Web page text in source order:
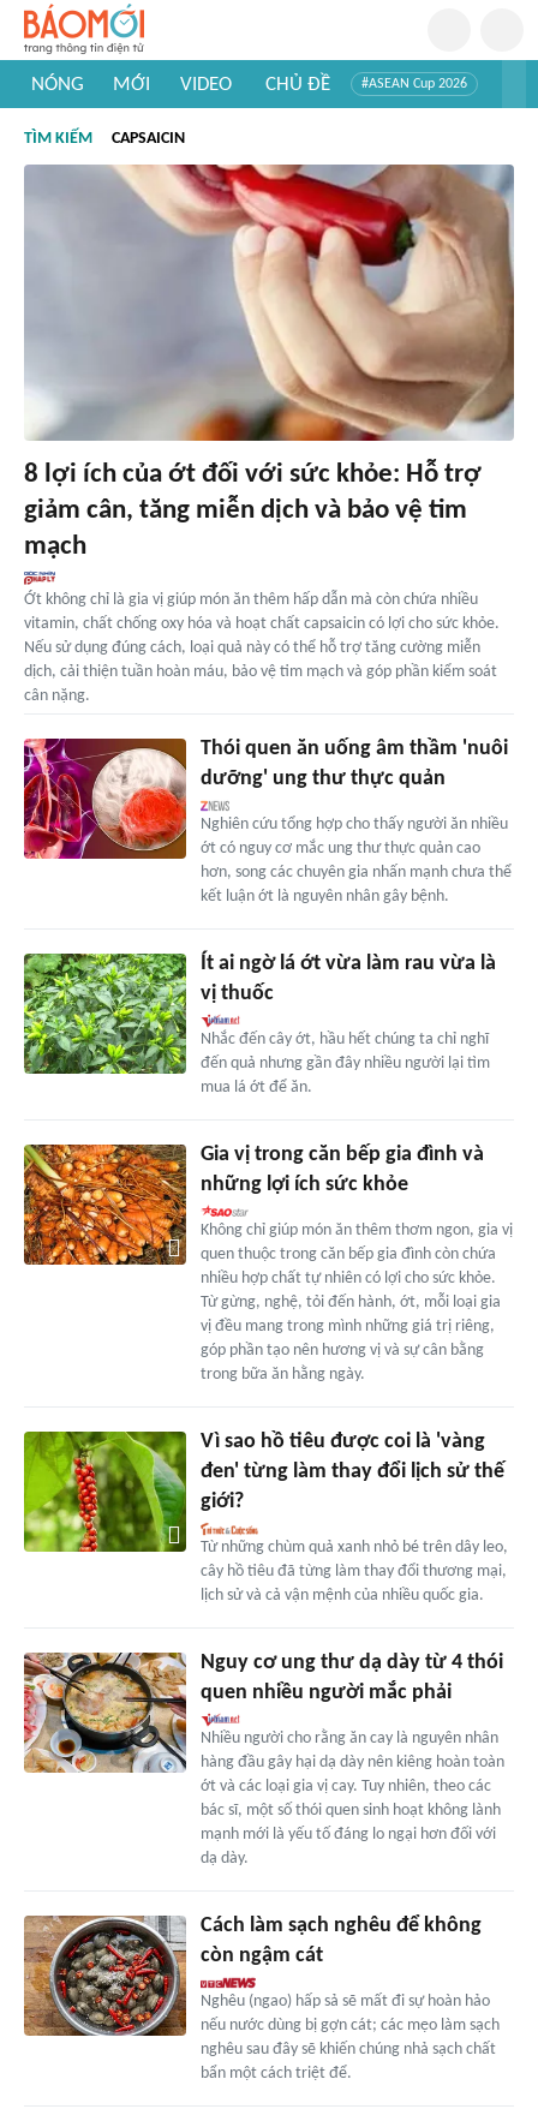
NÓNG MỚI VIDEO CHỦ ĐỀ #ASEAN Cup 2026
#Khám phá thế giới
TÌM KIẾM CAPSAICIN
8 lợi ích của ớt đối với sức khỏe: Hỗ trợ
giảm cân, tăng miễn dịch và bảo vệ tim
mạch
Ớt không chỉ là gia vị giúp món ăn thêm hấp dẫn mà còn chứa nhiều
vitamin, chất chống oxy hóa và hoạt chất capsaicin có lợi cho sức khỏe.
Nếu sử dụng đúng cách, loại quả này có thể hỗ trợ tăng cường miễn
dịch, cải thiện tuần hoàn máu, bảo vệ tim mạch và góp phần kiểm soát
cân nặng.
Thói quen ăn uống âm thầm 'nuôi
dưỡng' ung thư thực quản
Nghiên cứu tổng hợp cho thấy người ăn nhiều
ớt có nguy cơ mắc ung thư thực quản cao
hơn, song các chuyên gia nhấn mạnh chưa thể
kết luận ớt là nguyên nhân gây bệnh.
Ít ai ngờ lá ớt vừa làm rau vừa là
vị thuốc
Nhắc đến cây ớt, hầu hết chúng ta chỉ nghĩ
đến quả nhưng gần đây nhiều người lại tìm
mua lá ớt để ăn.
Gia vị trong căn bếp gia đình và
những lợi ích sức khỏe
Không chỉ giúp món ăn thêm thơm ngon, gia vị
quen thuộc trong căn bếp gia đình còn chứa
nhiều hợp chất tự nhiên có lợi cho sức khỏe.
Từ gừng, nghệ, tỏi đến hành, ớt, mỗi loại gia
vị đều mang trong mình những giá trị riêng,
góp phần tạo nên hương vị và sự cân bằng
trong bữa ăn hằng ngày.
Vì sao hồ tiêu được coi là 'vàng
đen' từng làm thay đổi lịch sử thế
giới?
Từ những chùm quả xanh nhỏ bé trên dây leo,
cây hồ tiêu đã từng làm thay đổi thương mại,
lịch sử và cả vận mệnh của nhiều quốc gia.
Nguy cơ ung thư dạ dày từ 4 thói
quen nhiều người mắc phải
Nhiều người cho rằng ăn cay là nguyên nhân
hàng đầu gây hại dạ dày nên kiêng hoàn toàn
ớt và các loại gia vị cay. Tuy nhiên, theo các
bác sĩ, một số thói quen sinh hoạt không lành
mạnh mới là yếu tố đáng lo ngại hơn đối với
dạ dày.
Cách làm sạch nghêu để không
còn ngậm cát
Nghêu (ngao) hấp sả sẽ mất đi sự hoàn hảo
nếu nước dùng bị gợn cát; các mẹo làm sạch
nghêu sau đây sẽ khiến chúng nhả sạch chất
bẩn một cách triệt để.